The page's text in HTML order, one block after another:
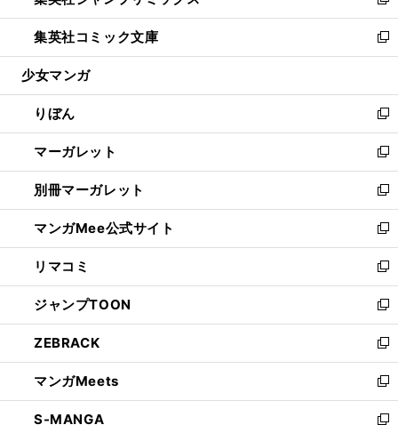
開
く
ウ
で
開
ン
ド
ウ
開
く
ウ
ィ
ン
ウ
で
開
く
し
い
ウ
ン
ド
ウ
で
開
く
集英社コミック文庫
新
し
ウ
ィ
ン
ド
ウ
で
開
く
少女マンガ
りぼん
新
し
い
ウ
ィ
ン
ド
ウ
で
開
く
マーガレット
新
し
い
ウ
ィ
ン
ド
ウ
で
開
く
別冊マーガレット
新
し
い
ウ
ィ
ン
ド
ウ
で
開
く
マンガMee公式サイト
新
し
い
ウ
ィ
ン
ド
ウ
で
開
く
リマコミ
新
し
い
ウ
ィ
ン
ド
ウ
で
ジャンプTOON
新
し
い
ウ
ィ
ン
ド
ZEBRACK
新
し
い
ウ
ィ
マンガMeets
新
し
S-MANGA